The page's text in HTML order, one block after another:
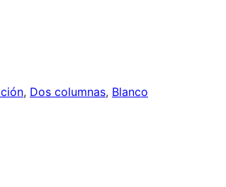
, Dos columnas, Blanco